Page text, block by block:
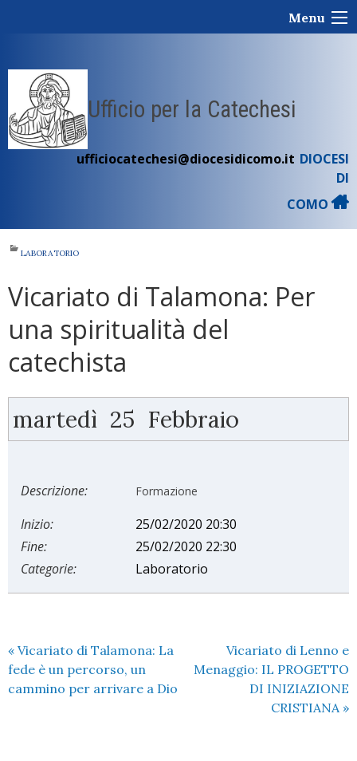
Menu
Ufficio per la Catechesi
ufficiocatechesi@diocesidicomo.it DIOCESI
DI
COMO
LABORATORIO
Vicariato di Talamona: Per
una spiritualità del
catechista
martedì 25 Febbraio
Descrizione: Formazione
Inizio:
25/02/2020 20:30
Fine:
25/02/2020 22:30
Categorie:
Laboratorio
« Vicariato di Talamona: La
fede è un percorso, un
cammino per arrivare a Dio
Vicariato di Lenno e
Menaggio: IL PROGETTO
DI INIZIAZIONE
CRISTIANA »